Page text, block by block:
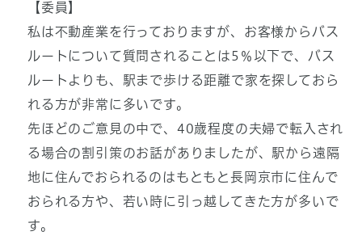
【委員】
私は不動産業を行っておりますが、お客様からバス
ルートについて質問されることは5％以下で、バス
ルートよりも、駅まで歩ける距離で家を探しておら
れる方が非常に多いです。
先ほどのご意見の中で、40歳程度の夫婦で転入され
る場合の割引策のお話がありましたが、駅から遠隔
地に住んでおられるのはもともと長岡京市に住んで
おられる方や、若い時に引っ越してきた方が多いで
す。